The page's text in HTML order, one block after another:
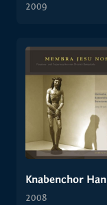
2009
2008